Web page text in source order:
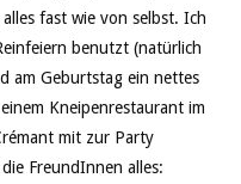
fast wie von selbst. Ich
benutzt (natürlich
am Geburtstag ein nettes
Kneipenrestaurant im
mit zur Party
FreundInnen alles: